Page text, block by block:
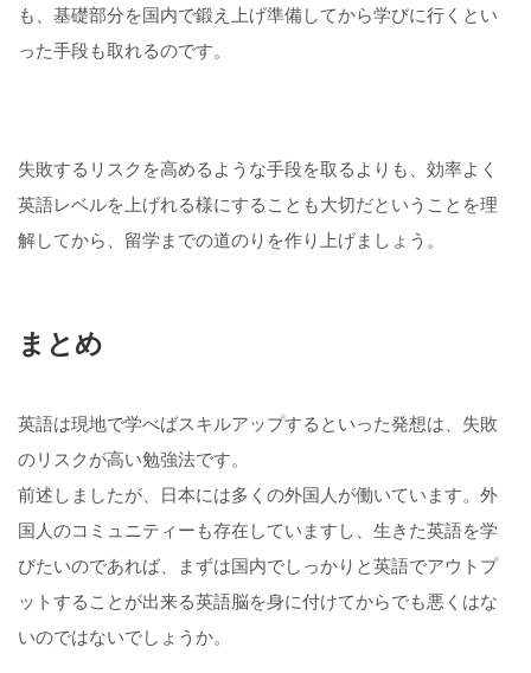
も、基礎部分を国内で鍛え上げ準備してから学びに行くとい
った手段も取れるのです。
失敗するリスクを高めるような手段を取るよりも、効率よく
英語レベルを上げれる様にすることも大切だということを理
解してから、留学までの道のりを作り上げましょう。
まとめ
英語は現地で学べばスキルアップするといった発想は、失敗
のリスクが高い勉強法です。
前述しましたが、日本には多くの外国人が働いています。外
国人のコミュニティーも存在していますし、生きた英語を学
びたいのであれば、まずは国内でしっかりと英語でアウトプ
ットすることが出来る英語脳を身に付けてからでも悪くはな
いのではないでしょうか。